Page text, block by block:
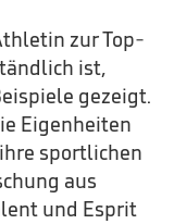
zur Top-
ist,
gezeigt.
Eigenheiten
sportlichen
aus
und Esprit